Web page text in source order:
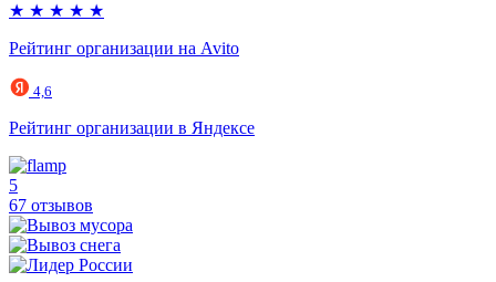
★ ★ ★ ★ ★
Рейтинг организации на Avito
4,6
Рейтинг организации в Яндексе
5
67 отзывов